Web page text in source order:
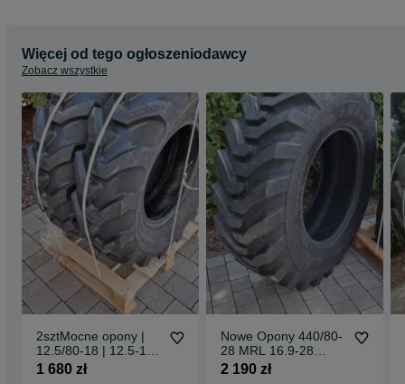
Więcej od tego ogłoszeniodawcy
Zobacz wszystkie
2sztMocne opony |
12.5/80-18 | 12.5-18
MOCNE 12PR
1 680 zł
Nowe Opony 440/80-
28 MRL 16.9-28
16PR 440/80-28
2 190 zł